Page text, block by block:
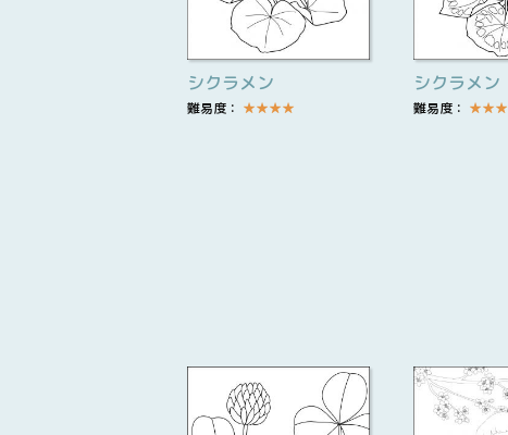
シクラメン
難易度： ★★★★
シクラメン
難易度： ★★★